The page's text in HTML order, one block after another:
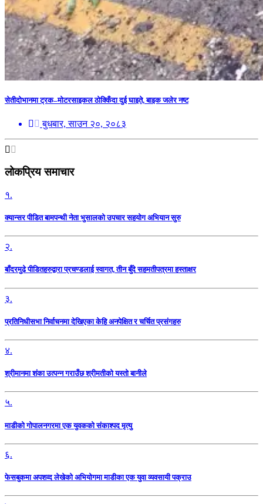
सेतीदोभानमा ट्रक–मोटरसाइकल ठोक्किँदा दुई घाइते, बाइक जलेर नष्ट
बुधबार, साउन २०, २०८३
लोकप्रिय समाचार
१.
क्यान्सर पीडित बामपन्थी नेता भुसालकाे उपचार सहयोग अभियान सुरु
२.
बाँदरमुढे पीडितहरुद्वारा प्रचण्डलाई स्वागत, तीन बुँदे सहमतीपत्रमा हस्ताक्षर
३.
प्रतिनिधीसभा निर्वाचनमा देखिएका केहि अनपेक्षित र चर्चित प्रसंगहरु
४.
श्रीमानमा शंका उत्पन्न गराउँछ श्रीमतीको यस्तो बानीले
५.
माडीको गोपालनगरमा एक युवकको संकाश्पद मृत्यु
६.
फेसबुकमा अपशव्द लेखेको अभियोगमा माडीका एक युवा व्यवसायी पक्राउ